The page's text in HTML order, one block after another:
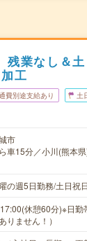
残業なし＆
工
費別途支給あり 土
市
車15分／小川(熊本
の週5日勤務/土日祝
休憩60分)※日
りません！）